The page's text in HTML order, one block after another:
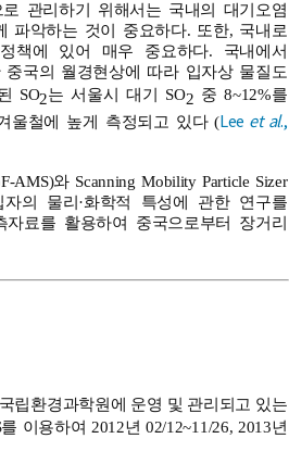
관리하기 위해서는 국내의 대기오염
파악하는 것이 중요하다. 또한, 국내로
책에 있어 매우 중요하다. 국내에서
국의 월경현상에 따라 입자상 물질도
SO2는 서울시 대기 SO2 중 8~12%를
울철에 높게 측정되고 있다 (Lee et al.,
AMS)와 Scanning Mobility Particle Sizer
의 물리·화학적 특성에 관한 연구를
자료를 활용하여 중국으로부터 장거리
립환경과학원에 운영 및 관리되고 있는
이용하여 2012년 02/12~11/26, 2013년